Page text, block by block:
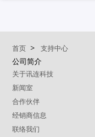
首页 支持中心
公司简介
关于讯连科技
新闻室
合作伙伴
经销商信息
联络我们